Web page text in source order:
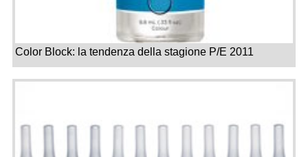
Color Block: la tendenza della stagione P/E 2011